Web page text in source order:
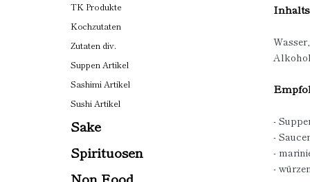
TK Produkte
Kochzutaten
Zutaten div.
Suppen Artikel
Sashimi Artikel
Sushi Artikel
Sake
Spirituosen
Non Food
-
-
-
-